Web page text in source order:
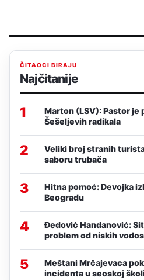
ČITAOCI BIRAJU
Najčitanije
1
Marton (LSV): Pastor je
Šešeljevih radikala
2
Veliki broj stranih
saboru trubača
3
Hitna pomoć: Devojka
Beogradu
4
Đedović Handanović:
problem od niskih
5
Meštani Mrčajevaca
incidenta u seoskoj